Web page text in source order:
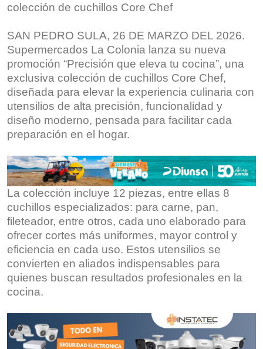
colección de cuchillos Core Chef
SAN PEDRO SULA, 26 DE MARZO DEL 2026.
Supermercados La Colonia lanza su nueva
promoción “Precisión que eleva tu cocina”, una
exclusiva colección de cuchillos Core Chef,
diseñada para elevar la experiencia culinaria con
utensilios de alta precisión, funcionalidad y
diseño moderno, pensada para facilitar cada
preparación en el hogar.
La colección incluye 12 piezas, entre ellas 8
cuchillos especializados: para carne, pan,
fileteador, entre otros, cada uno elaborado para
ofrecer cortes más uniformes, mayor control y
eficiencia en cada uso. Estos utensilios se
convierten en aliados indispensables para
quienes buscan resultados profesionales en la
cocina.